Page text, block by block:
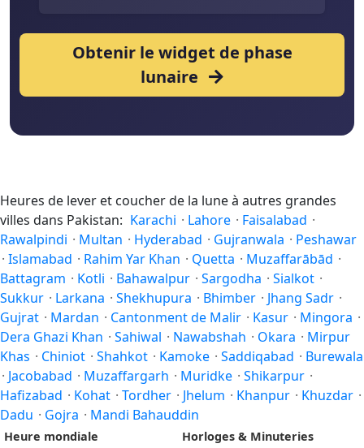
Obtenir le widget de phase
lunaire
Heures de lever et coucher de la lune à autres grandes
villes dans Pakistan: Karachi · Lahore · Faisalabad ·
Rawalpindi · Multan · Hyderabad · Gujranwala · Peshawar
· Islamabad · Rahim Yar Khan · Quetta · Muzaffarābād ·
Battagram · Kotli · Bahawalpur · Sargodha · Sialkot ·
Sukkur · Larkana · Shekhupura · Bhimber · Jhang Sadr ·
Gujrat · Mardan · Cantonment de Malir · Kasur · Mingora ·
Dera Ghazi Khan · Sahiwal · Nawabshah · Okara · Mirpur
Khas · Chiniot · Shahkot · Kamoke · Saddiqabad · Burewala
· Jacobabad · Muzaffargarh · Muridke · Shikarpur ·
Hafizabad · Kohat · Tordher · Jhelum · Khanpur · Khuzdar ·
Dadu · Gojra · Mandi Bahauddin
Heure mondiale
Horloges & Minuteries